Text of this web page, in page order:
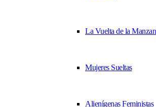
La Vuelta de la
Mujeres Sueltas
Alienígenas Feministas